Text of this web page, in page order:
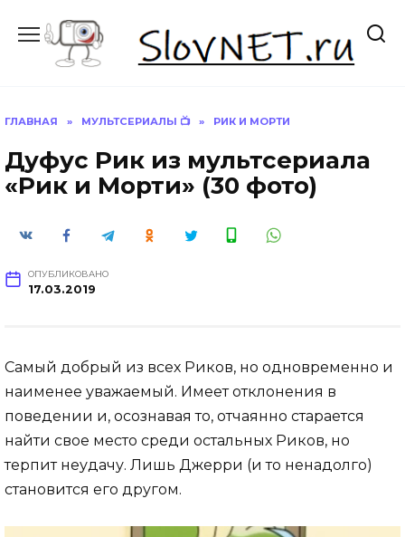
содержанию
ГЛАВНАЯ » МУЛЬТСЕРИАЛЫ 📺 » РИК И МОРТИ
Дуфус Рик из мультсериала
«Рик и Морти» (30 фото)
ОПУБЛИКОВАНО
17.03.2019
Самый добрый из всех Риков, но одновременно и
наименее уважаемый. Имеет отклонения в
поведении и, осознавая то, отчаянно старается
найти свое место среди остальных Риков, но
терпит неудачу. Лишь Джерри (и то ненадолго)
становится его другом.